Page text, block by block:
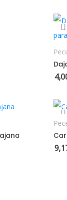
3,95€ hasta 6,95€